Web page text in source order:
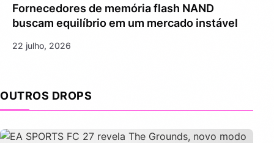
Fornecedores de memória flash NAND
buscam equilíbrio em um mercado instável
22 julho, 2026
OUTROS DROPS